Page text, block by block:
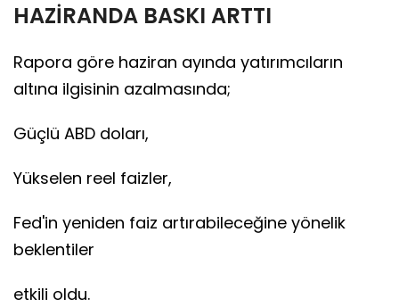
HAZİRANDA BASKI ARTTI
Rapora göre haziran ayında yatırımcıların
altına ilgisinin azalmasında;
Güçlü ABD doları,
Yükselen reel faizler,
Fed'in yeniden faiz artırabileceğine yönelik
beklentiler
etkili oldu.